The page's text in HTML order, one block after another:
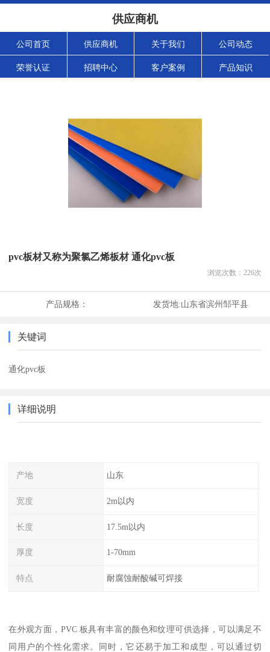
供应商机
公司首页 供应商机 关于我们 公司动态
荣誉认证 招聘中心 客户案例 产品知识
pvc板材又称为聚氯乙烯板材 通化pvc板
浏览次数： 226次
产品规格： 发货地:山东省滨州邹平县
关键词
通化pvc板
详细说明
产地 山东
宽度 2m以内
长度 17.5m以内
厚度 1-70mm
特点 耐腐蚀耐酸碱可焊接
在外观方面，PVC 板具有丰富的颜色和纹理可供选择，可以满足不
同用户的个性化需求。同时，它还易于加工和成型，可以通过切